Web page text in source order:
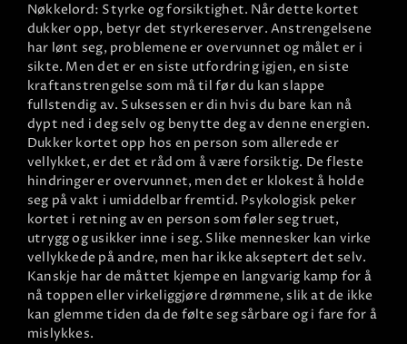
Nøkkelord: Styrke og forsiktighet. Når dette kortet
dukker opp, betyr det styrkereserver. Anstrengelsene
har lønt seg, problemene er overvunnet og målet er i
sikte. Men det er en siste utfordring igjen, en siste
kraftanstrengelse som må til før du kan slappe
fullstendig av. Suksessen er din hvis du bare kan nå
dypt ned i deg selv og benytte deg av denne energien.
Dukker kortet opp hos en person som allerede er
vellykket, er det et råd om å være forsiktig. De fleste
hindringer er overvunnet, men det er klokest å holde
seg på vakt i umiddelbar fremtid. Psykologisk peker
kortet i retning av en person som føler seg truet,
utrygg og usikker inne i seg. Slike mennesker kan virke
vellykkede på andre, men har ikke akseptert det selv.
Kanskje har de måttet kjempe en langvarig kamp for å
nå toppen eller virkeliggjøre drømmene, slik at de ikke
kan glemme tiden da de følte seg sårbare og i fare for å
mislykkes.